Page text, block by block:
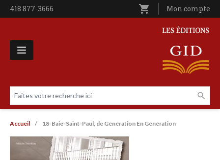
Aller au contenu principal
Téléphone
418 877-3666 shopping_cart Utilisateur
Mon compte
Les Éditions GID
Faites votre recherche ici
Livres par page
Fil d'Ariane
Accueil 18-Baie-Saint-Paul, de Génération En Génération